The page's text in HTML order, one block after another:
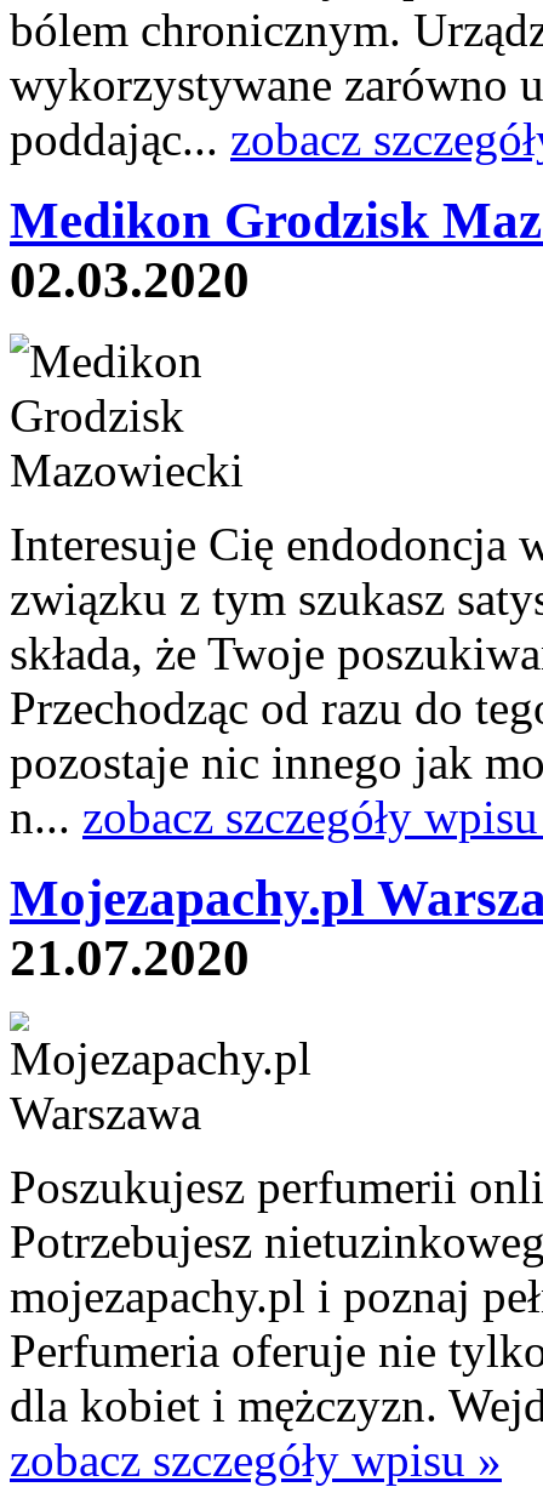
bólem chronicznym.
wykorzystywane zarówno
poddając... zobacz
Medikon Grodzisk
02.03.2020
Interesuje Cię
związku z tym szukasz
składa, że Twoje
Przechodząc od razu do
pozostaje nic innego jak
n... zobacz szczegóły
Mojezapachy.pl
21.07.2020
Poszukujesz perfumerii
Potrzebujesz
mojezapachy.pl i poznaj
Perfumeria oferuje nie
dla kobiet i mężczyzn.
zobacz szczegóły wpisu »